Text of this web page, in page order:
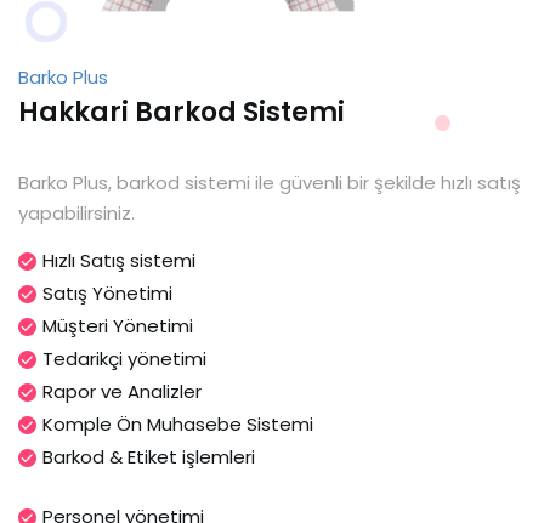
Barko Plus
Hakkari Barkod Sistemi
Barko Plus, barkod sistemi ile güvenli bir şekilde hızlı satış
yapabilirsiniz.
Hızlı Satış sistemi
Satış Yönetimi
Müşteri Yönetimi
Tedarikçi yönetimi
Rapor ve Analizler
Komple Ön Muhasebe Sistemi
Barkod & Etiket işlemleri
Personel yönetimi